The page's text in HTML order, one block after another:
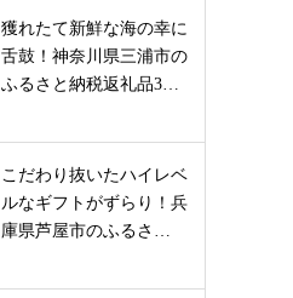
獲れたて新鮮な海の幸に
舌鼓！神奈川県三浦市の
ふるさと納税返礼品3…
こだわり抜いたハイレベ
ルなギフトがずらり！兵
庫県芦屋市のふるさ…